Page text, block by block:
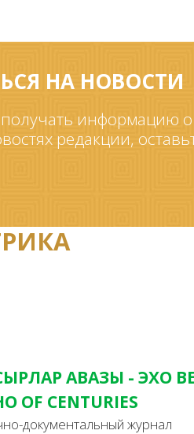
НА НОВОСТИ
информацию
редакции,
АВАЗЫ - ЭХО
OF CENTURIES
документальный журнал